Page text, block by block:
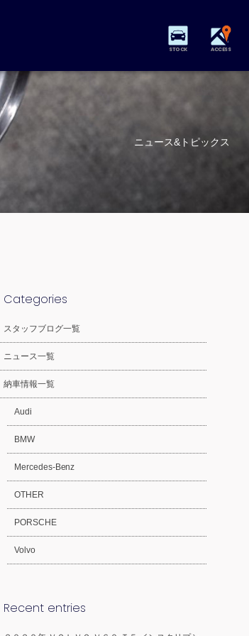
STOCK ACCESS
ニュース&トピックス
Categories
スタッフブログ一覧
ニュース一覧
納車情報一覧
Audi
BMW
Mercedes-Benz
OTHER
PORSCHE
Volvo
Recent entries